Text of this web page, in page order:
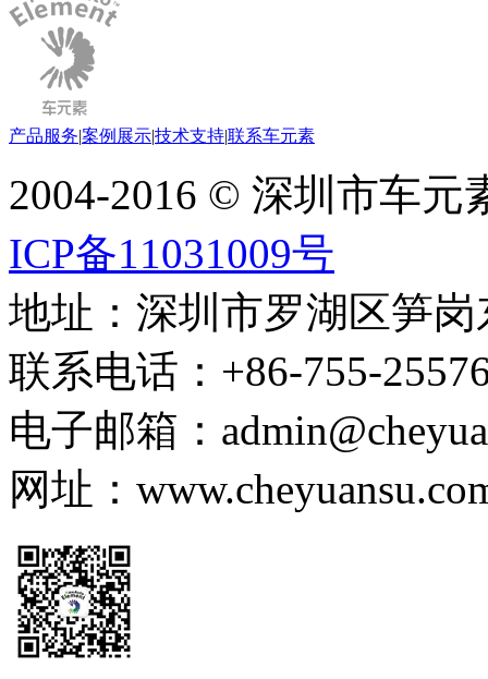
产品服务|案例展示|技术支持|联系车元素
2004-2016 © 深圳市车
ICP备11031009号
地址：深圳市罗湖区笋
联系电话：+86-755-
电子邮箱：
网址：